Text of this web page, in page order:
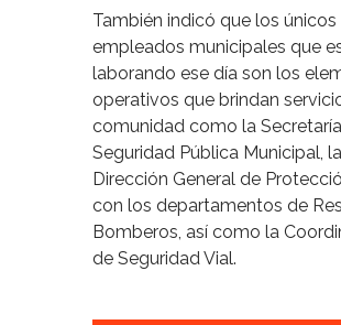
También indicó que los únicos
empleados municipales que
laborando ese día son los
operativos que brindan
comunidad como la
Seguridad Pública Municipal, la
Dirección General de
con los departamentos de
Bomberos, así como la
de Seguridad Vial.